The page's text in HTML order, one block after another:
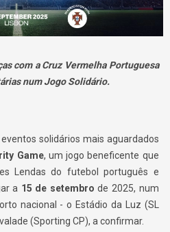
com a Cruz Vermelha Portuguesa
num Jogo Solidário.
solidários mais aguardados
Game, um jogo beneficente que
Lendas do futebol português e
a 15 de setembro de 2025, num
nacional - o Estádio da Luz (SL
(Sporting CP), a confirmar.